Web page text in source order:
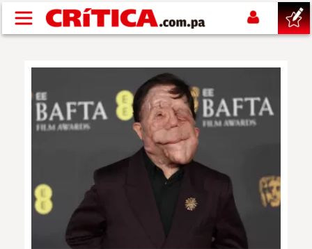
Pasar al contenido principal
SUCESOS